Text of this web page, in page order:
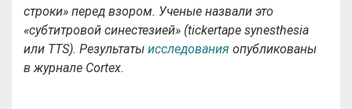
строки» перед взором. Ученые назвали это
«субтитровой синестезией» (tickertape synesthesia
или TTS). Результаты исследования опубликованы
в журнале Cortex.